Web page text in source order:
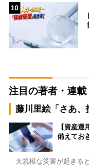
10
注目の著者・連載
藤川里絵「さあ、
【資産
備えてお
大規模な災害が起きる